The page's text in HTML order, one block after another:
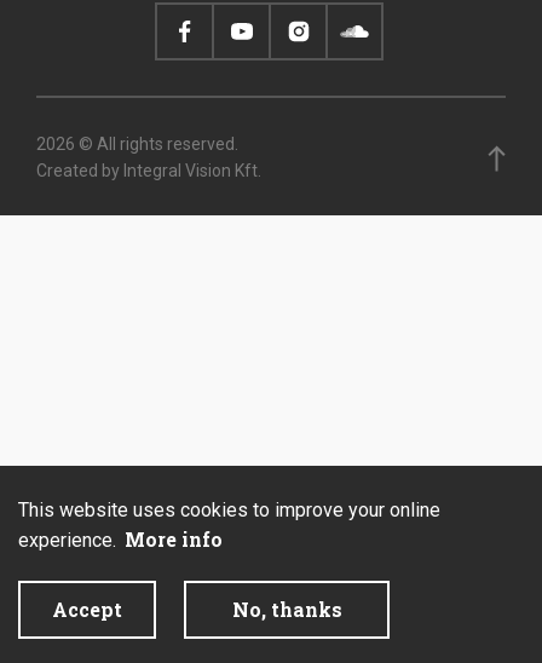
2026 © All rights reserved.
Created by Integral Vision Kft.
This website uses cookies to improve your online
experience. More info
Accept No, thanks